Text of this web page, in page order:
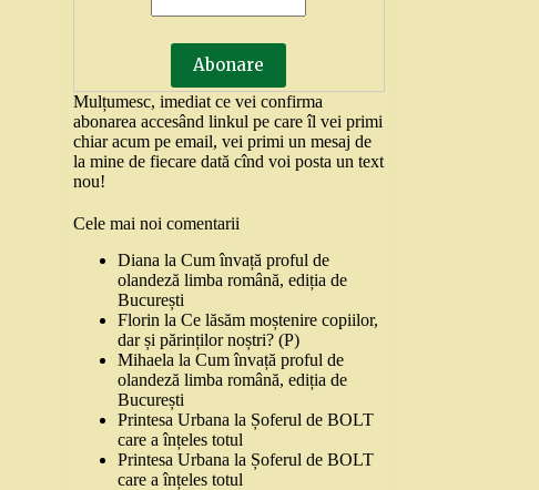
Mulțumesc, imediat ce vei confirma
abonarea accesând linkul pe care îl vei primi
chiar acum pe email, vei primi un mesaj de
la mine de fiecare dată cînd voi posta un text
nou!
Cele mai noi comentarii
Diana laCum învață proful de
olandeză limba română, ediția de
București
Florin laCe lăsăm moștenire copiilor,
dar și părinților noștri? (P)
Mihaela laCum învață proful de
olandeză limba română, ediția de
București
Printesa Urbana la Șoferul de BOLT
care a înțeles totul
Printesa Urbana la Șoferul de BOLT
care a înțeles totul